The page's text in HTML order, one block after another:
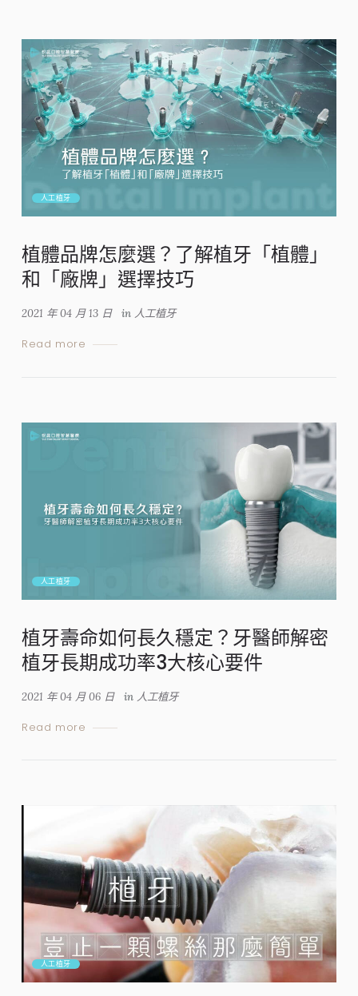
人工植牙
植體品牌怎麼選？了解植牙「植體」
和「廠牌」選擇技巧
2021 年 04 月 13 日 in 人工植牙
Read more
人工植牙
植牙壽命如何長久穩定？牙醫師解密
植牙長期成功率3大核心要件
2021 年 04 月 06 日 in 人工植牙
Read more
人工植牙